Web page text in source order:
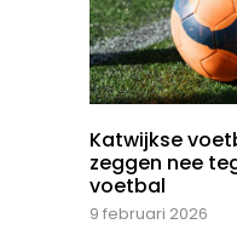
Katwijkse
zeggen nee
voetbal
9 februari 2026